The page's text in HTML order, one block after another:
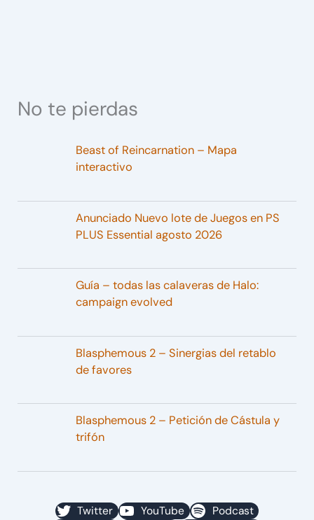
No te pierdas
Beast of Reincarnation – Mapa
interactivo
Anunciado Nuevo lote de Juegos en PS
PLUS Essential agosto 2026
Guía – todas las calaveras de Halo:
campaign evolved
Blasphemous 2 – Sinergias del retablo
de favores
Blasphemous 2 – Petición de Cástula y
trifón
Twitter YouTube
Podcast